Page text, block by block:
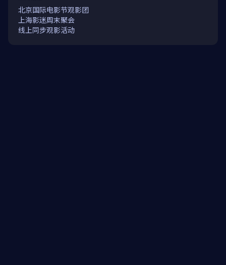
北京国际电影节观影团
上海影迷周末聚会
线上同步观影活动